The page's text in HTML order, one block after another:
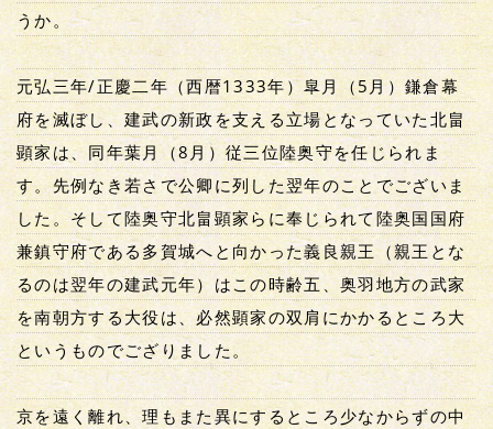
うか。
元弘三年/正慶二年（西暦1333年）皐月（5月）鎌倉幕
府を滅ぼし、建武の新政を支える立場となっていた北畠
顕家は、同年葉月（8月）従三位陸奥守を任じられま
す。先例なき若さで公卿に列した翌年のことでございま
した。そして陸奥守北畠顕家らに奉じられて陸奥国国府
兼鎮守府である多賀城へと向かった義良親王（親王とな
るのは翌年の建武元年）はこの時齢五、奥羽地方の武家
を南朝方する大役は、必然顕家の双肩にかかるところ大
というものでござりました。
京を遠く離れ、理もまた異にするところ少なからずの中